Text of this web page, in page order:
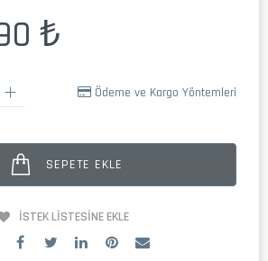
₺
SEPETE EKLE
Ödeme ve Kargo Yöntemleri
İSTEK LISTESINE EKLE